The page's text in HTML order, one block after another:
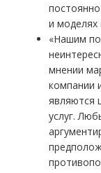
и моделях
«Нашим
мнении
компании
являются
услуг.